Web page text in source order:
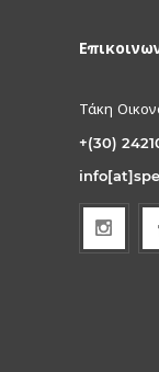
Τάκη
+(30)